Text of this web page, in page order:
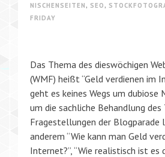
NISCHENSEITEN , SEO ,
FRIDAY
Das Thema des dieswöchigen
(WMF) heißt “Geld verdienen im
geht es keines Wegs um dubiose
um die sachliche Behandlung des
Fragestellungen der Blogparade
anderem “Wie kann man Geld
Internet?”, “Wie realistisch ist